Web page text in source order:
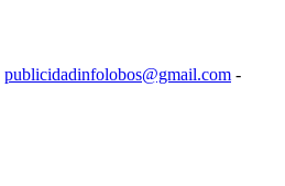
publicidadinfolobos@gmail.com -